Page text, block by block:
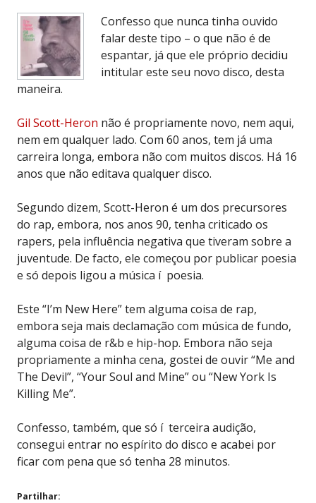
Confesso que nunca tinha ouvido
falar deste tipo – o que não é de
espantar, já que ele próprio decidiu
intitular este seu novo disco, desta
maneira.
Gil Scott-Heron não é propriamente novo, nem aqui,
nem em qualquer lado. Com 60 anos, tem já uma
carreira longa, embora não com muitos discos. Há 16
anos que não editava qualquer disco.
Segundo dizem, Scott-Heron é um dos precursores
do rap, embora, nos anos 90, tenha criticado os
rapers, pela influência negativa que tiveram sobre a
juventude. De facto, ele começou por publicar poesia
e só depois ligou a música í poesia.
Este “I’m New Here” tem alguma coisa de rap,
embora seja mais declamação com música de fundo,
alguma coisa de r&b e hip-hop. Embora não seja
propriamente a minha cena, gostei de ouvir “Me and
The Devil”, “Your Soul and Mine” ou “New York Is
Killing Me”.
Confesso, também, que só í terceira audição,
consegui entrar no espírito do disco e acabei por
ficar com pena que só tenha 28 minutos.
Partilhar: